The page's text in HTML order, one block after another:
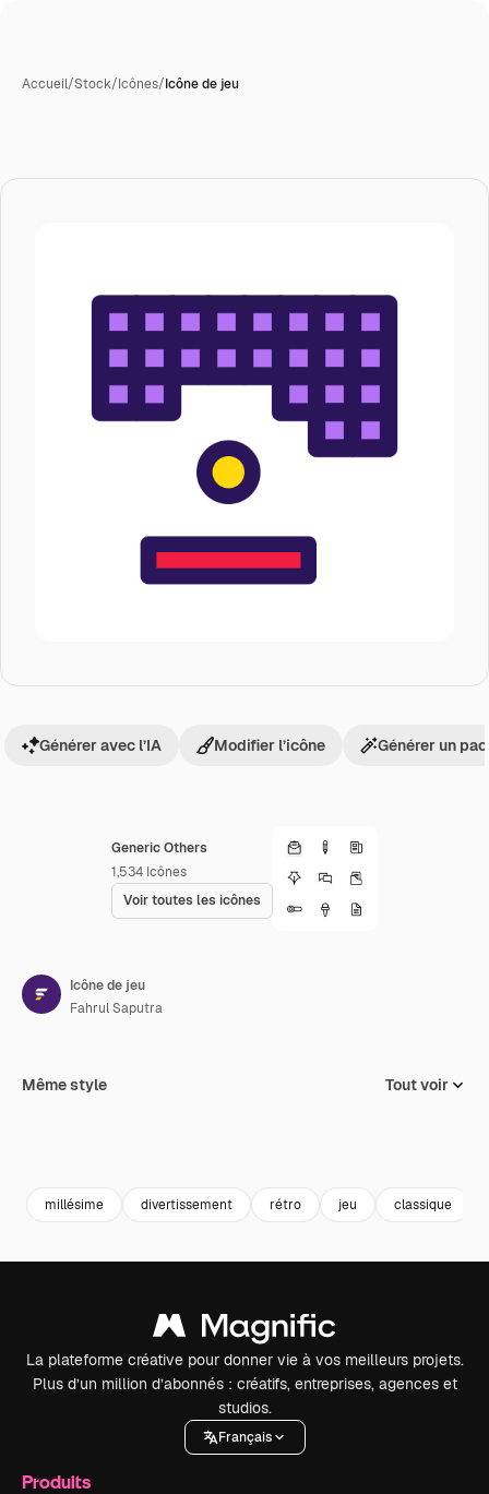
Accueil/Stock/Icônes/Icône de jeu
Generic Others
1,534 Icônes
Voir toutes les icônes
Générer avec l’IA Modifier l’icône Générer un
Icône de jeu
Fahrul Saputra
Même style Tout voir
millésime divertissement rétro jeu classique
La plateforme créative pour donner vie à vos meilleurs projets.
Plus d’un million d’abonnés : créatifs, entreprises, agences et
studios.
Français
Produits